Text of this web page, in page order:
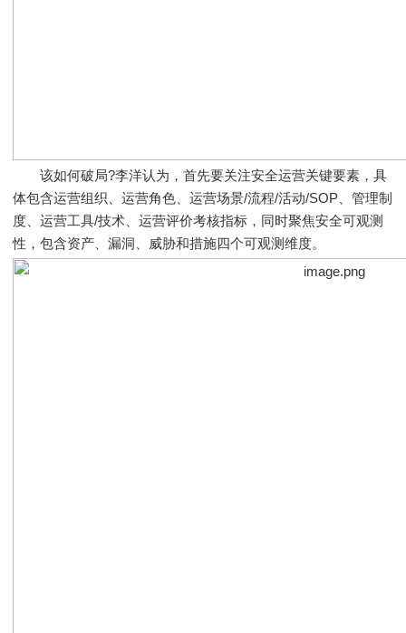
该如何破局?李洋认为，首先要关注安全运营关键要素，具
体包含运营组织、运营角色、运营场景/流程/活动/SOP、管理制
度、运营工具/技术、运营评价考核指标，同时聚焦安全可观测
性，包含资产、漏洞、威胁和措施四个可观测维度。